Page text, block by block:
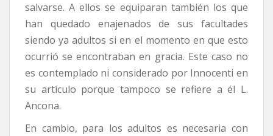
salvarse. A ellos se equiparan también los que
han quedado enajenados de sus facultades
siendo ya adultos si en el momento en que esto
ocurrió se encontraban en gracia. Este caso no
es contemplado ni considerado por Innocenti en
su artículo porque tampoco se refiere a él L.
Ancona.
En cambio, para los adultos es necesaria con